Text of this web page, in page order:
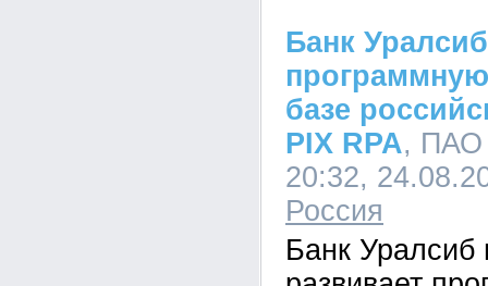
Банк
базе
PIX RPA, ПАО
20:32,
Россия
Банк Уралсиб